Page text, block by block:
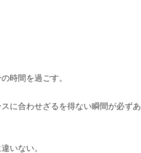
時間を過ごす。
に合わせざるを得ない瞬間が必ずあ
いない。